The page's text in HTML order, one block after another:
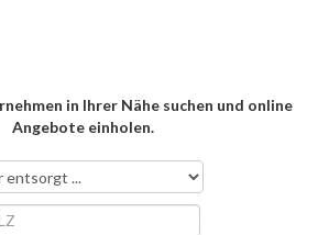
in Ihrer Nähe suchen und online
Angebote einholen.